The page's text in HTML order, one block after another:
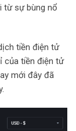
từ sự bùng nổ
tiền điện tử
của tiền điện tử
mới đây đã